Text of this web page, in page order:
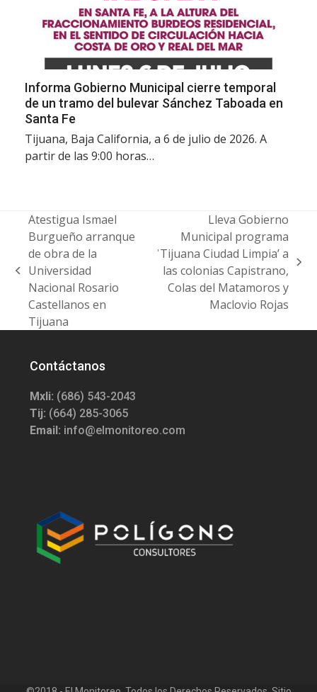
Informa Gobierno Municipal cierre temporal
de un tramo del bulevar Sánchez Taboada en
Santa Fe
Tijuana, Baja California, a 6 de julio de 2026. A
partir de las 9:00 horas…
previous
post:
Atestigua Ismael
Burgueño arranque
de obra de la
Universidad
Nacional Rosario
Castellanos en
Tijuana
next
post:
Lleva Gobierno
Municipal programa
ˈTijuana Ciudad Limpia’ a
las colonias Capistrano,
Colas del Matamoros y
Maclovio Rojas
Contáctanos
Mxli: (686) 543-2043
Tij: (664) 285-3065
Email: info@elmonitoreo.com